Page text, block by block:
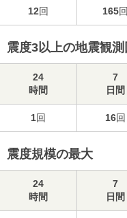
12回 165回
震度3以上の地震観
24
時間
7
日間
1回 16回
震度規模の最大
24
時間
7
日間